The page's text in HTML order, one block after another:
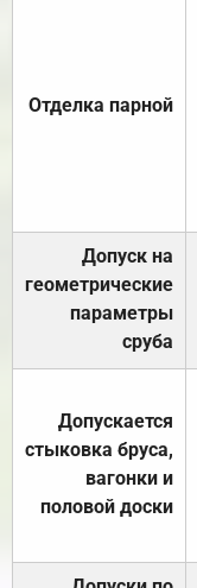
Отделка парной
Допуск на
геометрические
параметры
сруба
Допускается
стыковка бруса,
вагонки и
половой доски